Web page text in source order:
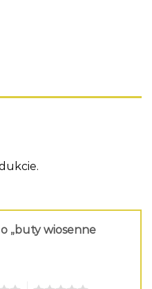
„buty wiosenne